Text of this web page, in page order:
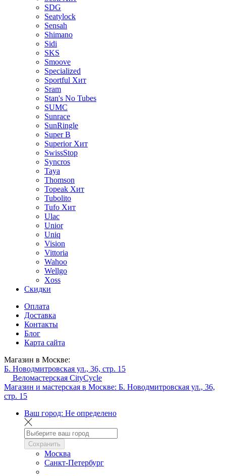
SDG
Seatylock
Sensah
Shimano
Sidi
SKS
Smoove
Specialized
Sportful Хит
Sram
Stan's No Tubes
SUMC
Sunrace
SunRingle
Super B
Superior Хит
SwissStop
Syncros
Taya
Thomson
Topeak Хит
Tubolito
Tufo Хит
Ulac
Unior
Uniq
Vision
Vittoria
Wahoo
Wellgo
Xoss
Скидки
Оплата
Доставка
Контакты
Блог
Карта сайта
Магазин в Москве:
Б. Новодмитровская ул., 36, стр. 15
Веломастерская CityCycle
Магазин и мастерская в Москве: Б. Новодмитровская ул., 36,
стр. 15
Ваш город: Не определено
Сохранить
Москва
Санкт-Петербург